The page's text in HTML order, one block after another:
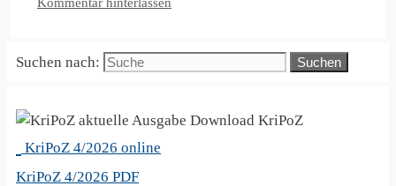
Suchen nach:
KriPoZ
KriPoZ 4/2026 online
KriPoZ 4/2026 PDF